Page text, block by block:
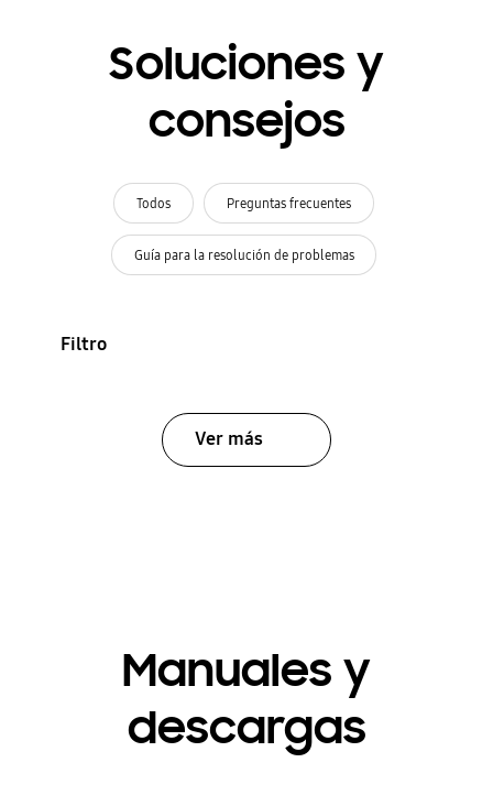
Soluciones y
consejos
Todos Preguntas frecuentes
Guía para la resolución de problemas
Filtro
Ver más
Manuales y
descargas